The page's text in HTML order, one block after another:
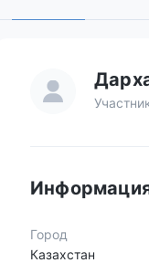
Город
Казахстан